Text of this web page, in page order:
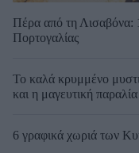
Πέρα από τη Λισαβόνα:
Πορτογαλίας
Το καλά κρυμμένο
και η μαγευτική
6 γραφικά χωριά των